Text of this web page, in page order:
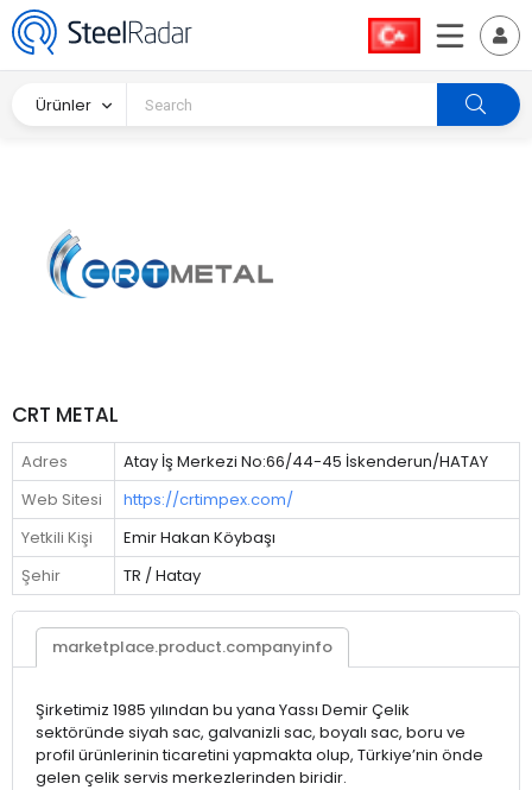
Ürünler
CRT METAL
Adres
Atay İş Merkezi No:66/44-45 İskenderun/HATAY
Web Sitesi
https://crtimpex.com/
Yetkili Kişi
Emir Hakan Köybaşı
Şehir
TR / Hatay
marketplace.product.companyinfo
Şirketimiz 1985 yılından bu yana Yassı Demir Çelik
sektöründe siyah sac, galvanizli sac, boyalı sac, boru ve
profil ürünlerinin ticaretini yapmakta olup, Türkiye’nin önde
gelen çelik servis merkezlerinden biridir.